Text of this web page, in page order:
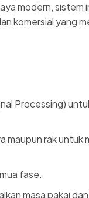
modern, sistem
komersial yang
Processing)
maupun rak
fase.
masa pakai